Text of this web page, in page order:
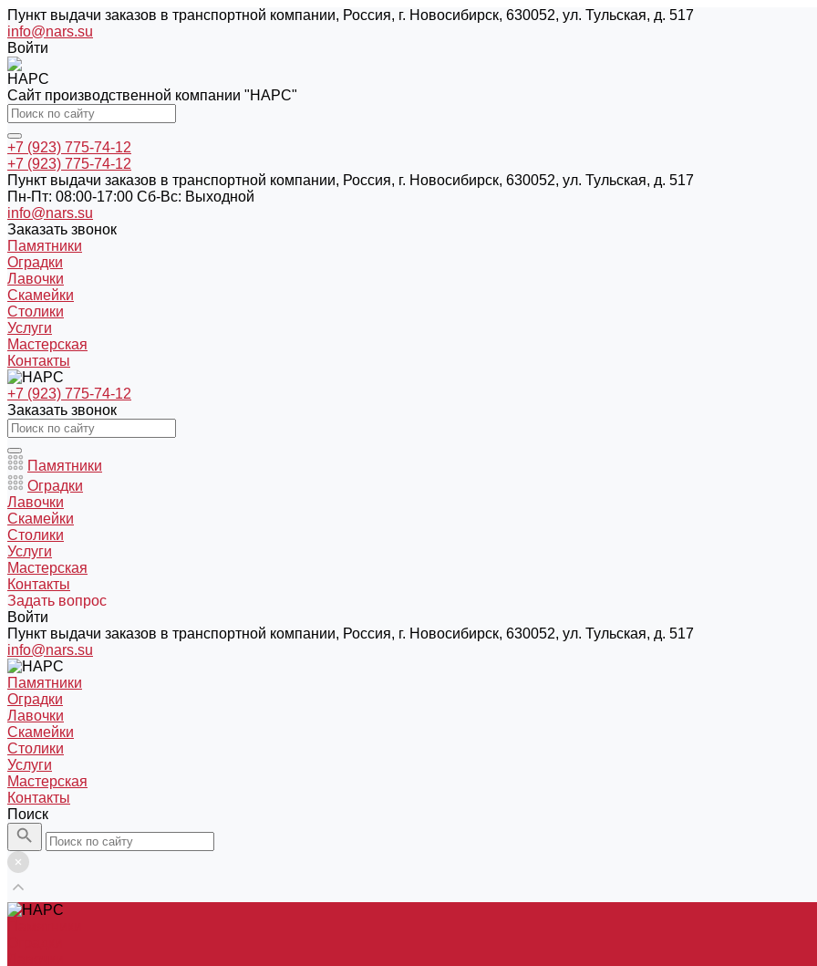
Пункт выдачи заказов в транспортной компании, Россия, г. Новосибирск, 630052, ул. Тульская, д. 517
info@nars.su
Войти
Сайт производственной компании "НАРС"
+7 (923) 775-74-12
+7 (923) 775-74-12
Пункт выдачи заказов в транспортной компании, Россия, г. Новосибирск, 630052, ул. Тульская, д. 517
Пн-Пт: 08:00-17:00 Cб-Вс: Выходной
info@nars.su
Заказать звонок
Памятники
Оградки
Лавочки
Скамейки
Столики
Услуги
Мастерская
Контакты
+7 (923) 775-74-12
Заказать звонок
Памятники
Оградки
Лавочки
Скамейки
Столики
Услуги
Мастерская
Контакты
Задать вопрос
Войти
Пункт выдачи заказов в транспортной компании, Россия, г. Новосибирск, 630052, ул. Тульская, д. 517
info@nars.su
Памятники
Оградки
Лавочки
Скамейки
Столики
Услуги
Мастерская
Контакты
Поиск